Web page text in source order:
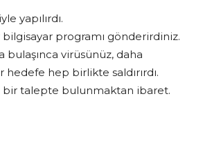
yapılırdı.
programı gönderirdiniz.
bulaşınca virüsünüz, daha
hep birlikte saldırırdı.
bir talepte bulunmaktan ibaret.